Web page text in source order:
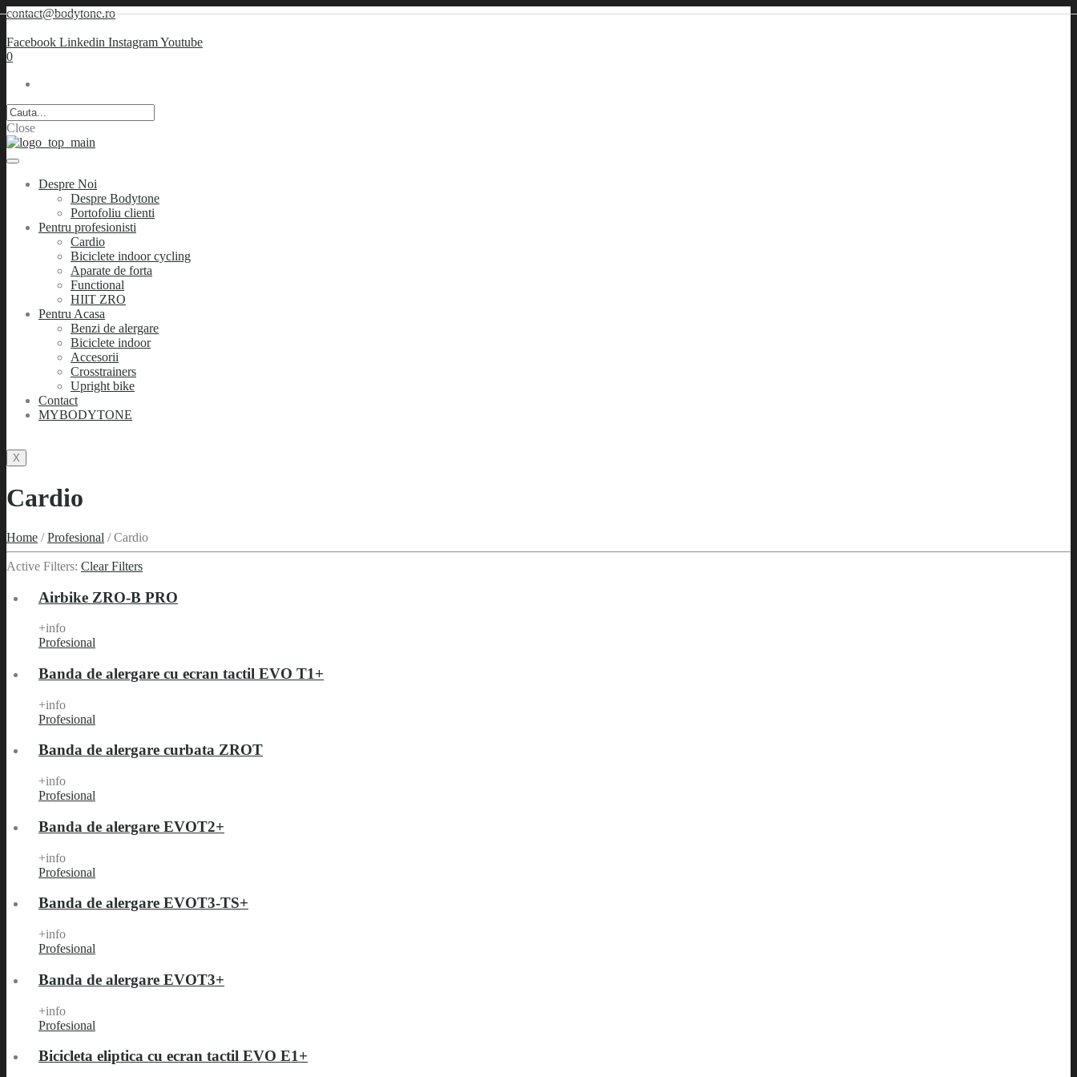
contact@bodytone.ro
Facebook Linkedin InstagramYoutube
0
Close
Despre Noi
Despre Bodytone
Portofoliu clienti
Pentru profesionisti
Cardio
Biciclete indoor cycling
Aparate de forta
Functional
HIIT ZRO
Pentru Acasa
Benzi de alergare
Biciclete indoor
Accesorii
Crosstrainers
Upright bike
Contact
MYBODYTONE
X
Cardio
Home /Profesional /Cardio
Active Filters: Clear Filters
Airbike ZRO-B PRO
+info
Profesional
Banda de alergare cu ecran tactil EVO T1+
+info
Profesional
Banda de alergare curbata ZROT
+info
Profesional
Banda de alergare EVOT2+
+info
Profesional
Banda de alergare EVOT3-TS+
+info
Profesional
Banda de alergare EVOT3+
+info
Profesional
Bicicleta eliptica cu ecran tactil EVO E1+